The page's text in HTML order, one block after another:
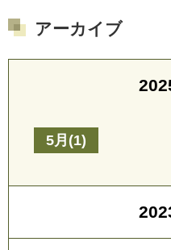
アーカイブ
5月(1)